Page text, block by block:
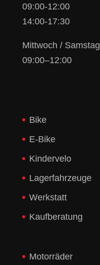
09:00-12:00
14:00-17:30
Mittwoch / Samstag
09:00–12:00
Bike
E-Bike
Kindervelo
Lagerfahrzeuge
Werkstatt
Kaufberatung
Motorräder